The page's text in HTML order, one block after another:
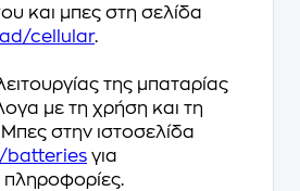
και μπες στη σελίδα
cellular.
της μπαταρίας
με τη χρήση και τη
στην ιστοσελίδα
batteries για
πληροφορίες.